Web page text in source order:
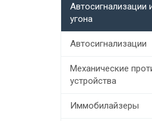
Автосигнализации
угона
Автосигнализации
Механические
устройства
Иммобилайзеры